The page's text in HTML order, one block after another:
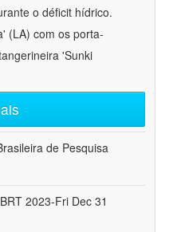
o déficit hídrico.
(LA) com os porta-
'Sunki
de Pesquisa
2023-Fri Dec 31